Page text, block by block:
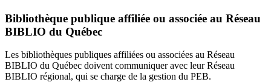
Bibliothèque publique affiliée ou associée au Réseau
BIBLIO du Québec
Les bibliothèques publiques affiliées ou associées au Réseau
BIBLIO du Québec doivent communiquer avec leur Réseau
BIBLIO régional, qui se charge de la gestion du PEB.